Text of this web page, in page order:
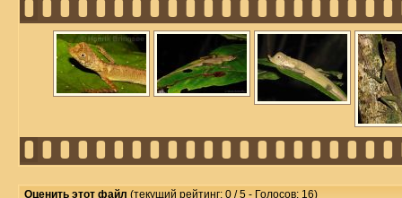
Оценить этот файл (текущий рейтинг: 0 / 5 - Голосов: 16)